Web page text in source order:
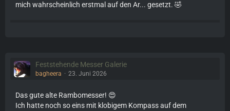
mich wahrscheinlich erstmal auf den Ar... gesetzt. 🤣
Feststehende Messer Galerie
bagheera 23. Juni 2026
Das gute alte Rambomesser! 😍
Ich hatte noch so eins mit klobigem Kompass auf dem